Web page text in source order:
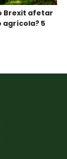
Brexit afetar
agrícola? 5